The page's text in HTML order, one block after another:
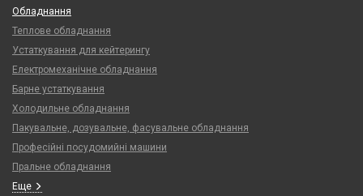
Обладнання
Теплове обладнання
Устаткування для кейтерингу
Електромеханічне обладнання
Барне устаткування
Холодильне обладнання
Пакувальне, дозувальне, фасувальне обладнання
Професійні посудомийні машини
Пральне обладнання
Еще